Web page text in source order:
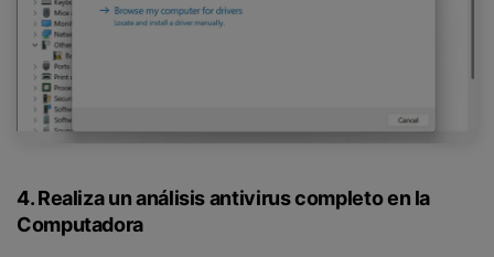
4. Realiza un análisis antivirus completo en la
Computadora